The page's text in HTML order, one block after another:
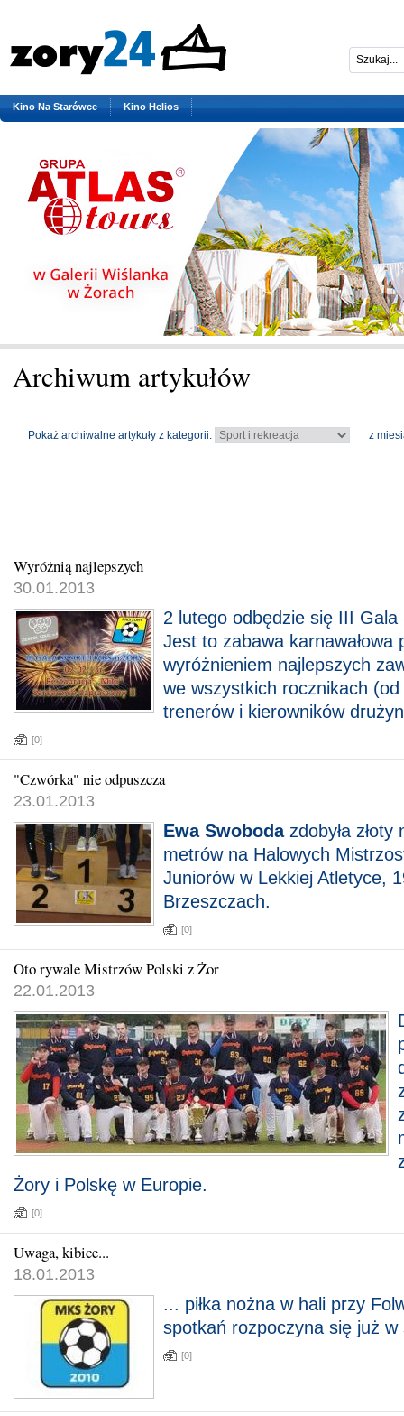
Kino Na Starówce Kino Helios
Archiwum artykułów
Pokaż archiwalne artykuły z kategorii: z
Wyróżnią najlepszych
30.01.2013
2 lutego odbędzie się III
Jest to zabawa karnawałowa
wyróżnieniem najlepszych
we wszystkich rocznikach
trenerów i kierowników
[0]
"Czwórka" nie odpuszcza
23.01.2013
Ewa Swobodazdobyła złoty
metrów na Halowych
Juniorów w Lekkiej Atletyce,
Brzeszczach.
[0]
Oto rywale Mistrzów Polski z Żor
22.01.2013
Żory i Polskę w Europie.
[0]
Uwaga, kibice...
18.01.2013
... piłka nożna w hali przy
spotkań rozpoczyna się już
[0]